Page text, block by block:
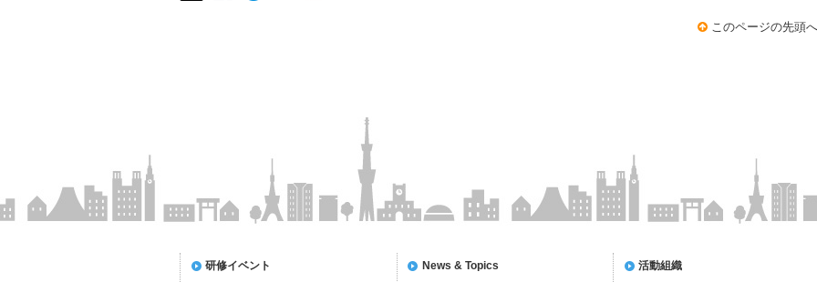
このページの先頭へ
研修イベント News & Topics 活動組織